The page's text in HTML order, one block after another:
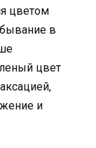
цветом
в
цвет
и